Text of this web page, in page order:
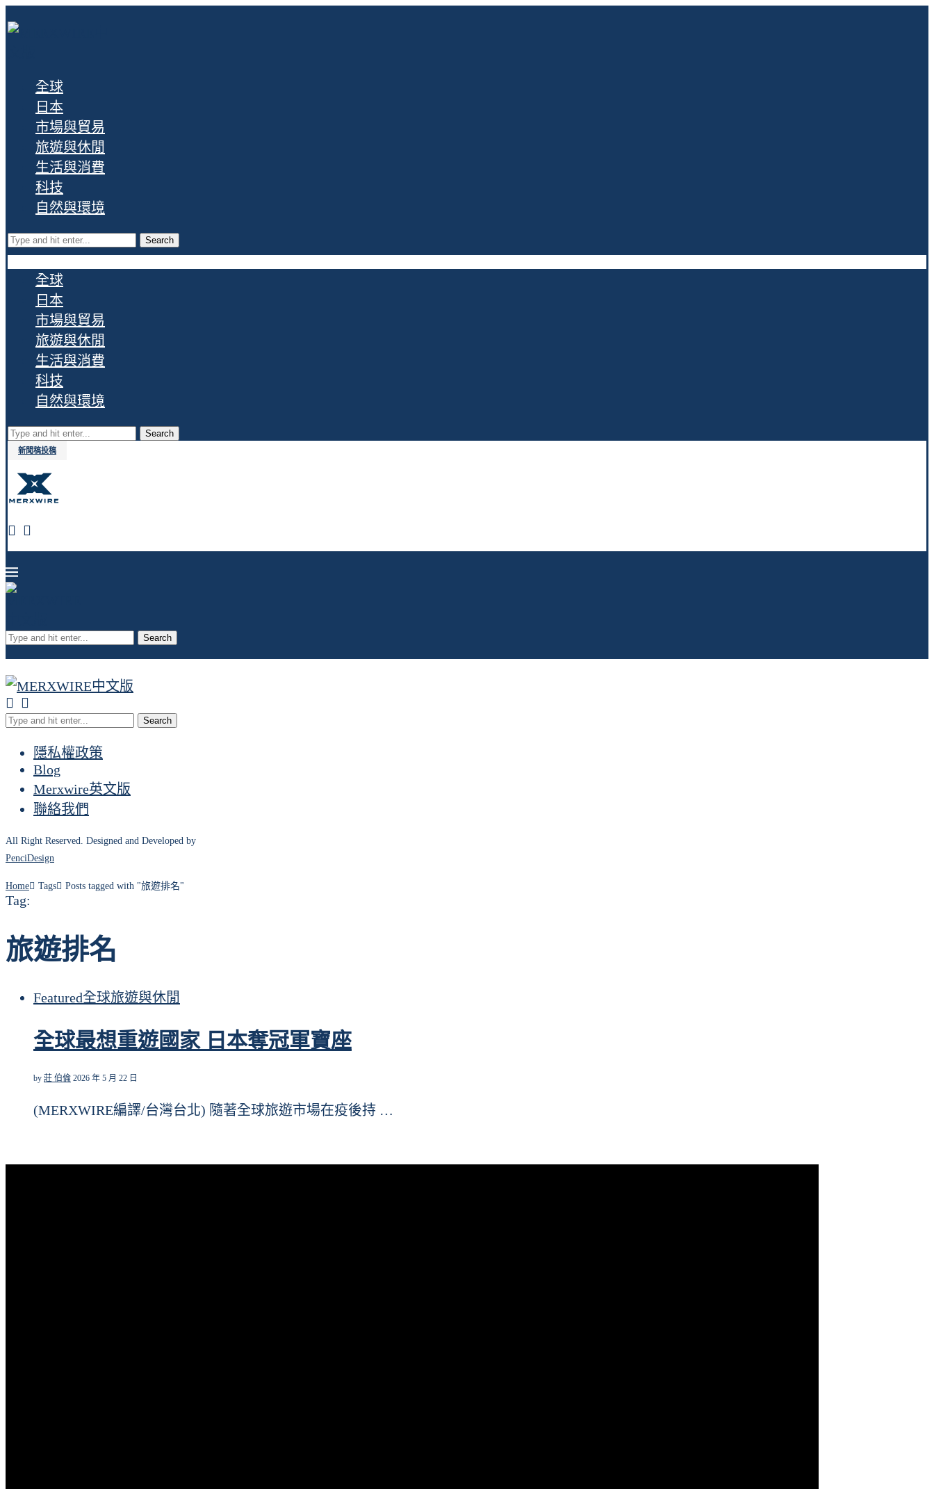
全球
日本
市場與貿易
旅遊與休閒
生活與消費
科技
自然與環境
Search
全球
日本
市場與貿易
旅遊與休閒
生活與消費
科技
自然與環境
Search
新聞稿投稿
Search
Search
隱私權政策
Blog
Merxwire英文版
聯絡我們
All Right Reserved. Designed and Developed by
PenciDesign
Home Tags Posts tagged with "旅遊排名"
Tag:
旅遊排名
Featured全球旅遊與休閒
全球最想重遊國家 日本奪冠軍寶座
by 莊 伯倫 2026 年 5 月 22 日
(MERXWIRE編譯/台灣台北) 隨著全球旅遊市場在疫後持 …